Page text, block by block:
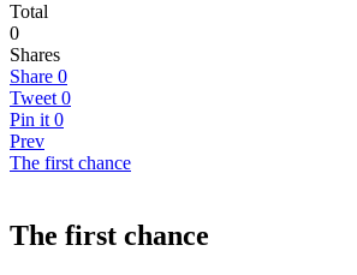
Total
0
Shares
Share 0
Tweet 0
Pin it 0
Prev
The first chance
The first chance